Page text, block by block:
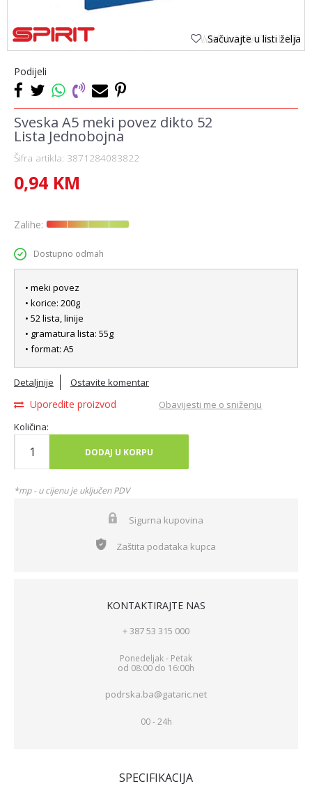
Sačuvajte u listi želja
Podijeli
Sveska A5 meki povez dikto 52
Lista Jednobojna
Šifra artikla: 3871284083822
0,94 KM
Zalihe:
Dostupno odmah
• meki povez
• korice: 200g
• 52 lista, linije
• gramatura lista: 55g
• format: A5
Detaljnije Ostavite komentar
Uporedite proizvod
Obavijesti me o sniženju
Količina:
DODAJ U KORPU
*mp - u cijenu je uključen PDV
Sigurna kupovina
Zaštita podataka kupca
KONTAKTIRAJTE NAS
+ 387 53 315 000
Ponedeljak - Petak
od 08:00 do 16:00h
podrska.ba@gataric.net
00 - 24h
SPECIFIKACIJA